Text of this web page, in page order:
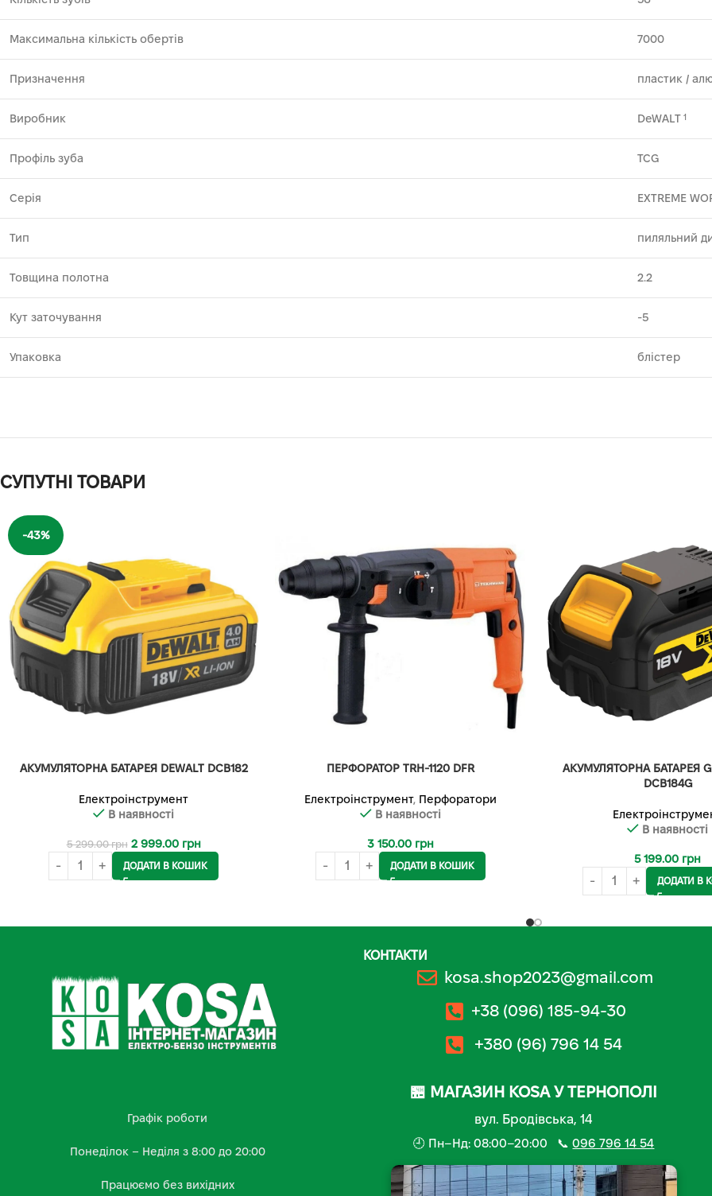
Максимальна кількість обертів 7000
Призначення пластик ⁄
Виробник DeWALT 1
Профіль зуба TCG
Серія EXTREME
Тип пиляльний
Товщина полотна 2.2
Кут заточування -5
Упаковка блістер
СУПУТНІ ТОВАРИ
-43%
АКУМУЛЯТОРНА БАТАРЕЯ DEWALT DCB182
Електроінструмент
В наявності
5 299.00грн 2 999.00 грн
ДОДАТИ В КОШИК
ПЕРФОРАТОР TRH-1120 DFR
Електроінструмент, Перфоратори
В наявності
3 150.00 грн
ДОДАТИ В КОШИК
АКУМУЛЯТОРНА БАТАРЕЯ
DCB184G
В наявності
5 199.00 грн
ДОДАТИ В
Графік роботи
Понеділок – Неділя з 8:00 до 20:00
Працюємо без вихідних
КОНТАКТИ
kosa.shop2023@gmail.com
+38 (096) 185-94-30
+380 (96) 796 14 54
🏪 МАГАЗИН KOSA У ТЕРНОПОЛІ
вул. Бродівська, 14
🕘 Пн–Нд: 08:00–20:00 📞096 796 14 54